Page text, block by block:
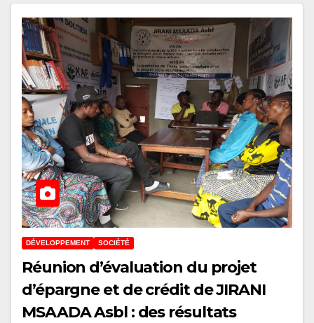
DÉVELOPPEMENT SOCIÉTÉ
Réunion d’évaluation du projet
d’épargne et de crédit de JIRANI
MSAADA Asbl : des résultats